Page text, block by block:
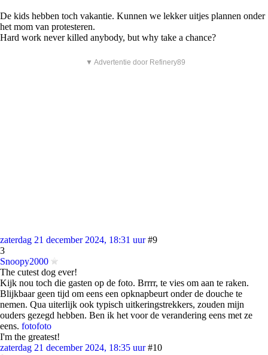
De kids hebben toch vakantie. Kunnen we lekker uitjes plannen onder
het mom van protesteren.
Hard work never killed anybody, but why take a chance?
▼ Advertentie door Refinery89
zaterdag 21 december 2024, 18:31 uur #9
3
Snoopy2000
The cutest dog ever!
Kijk nou toch die gasten op de foto. Brrrr, te vies om aan te raken.
Blijkbaar geen tijd om eens een opknapbeurt onder de douche te
nemen. Qua uiterlijk ook typisch uitkeringstrekkers, zouden mijn
ouders gezegd hebben. Ben ik het voor de verandering eens met ze
eens. fotofoto
I'm the greatest!
zaterdag 21 december 2024, 18:35 uur #10